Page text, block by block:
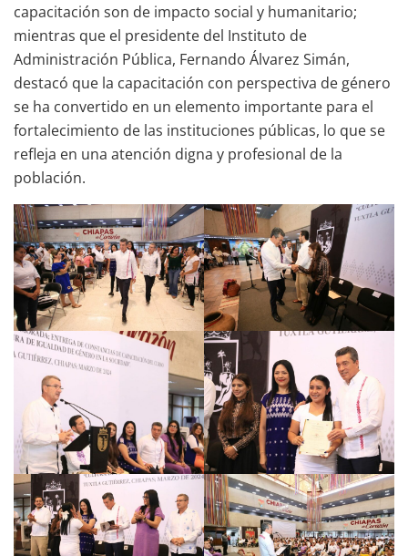
capacitación son de impacto social y humanitario;
mientras que el presidente del Instituto de
Administración Pública, Fernando Álvarez Simán,
destacó que la capacitación con perspectiva de género
se ha convertido en un elemento importante para el
fortalecimiento de las instituciones públicas, lo que se
refleja en una atención digna y profesional de la
población.